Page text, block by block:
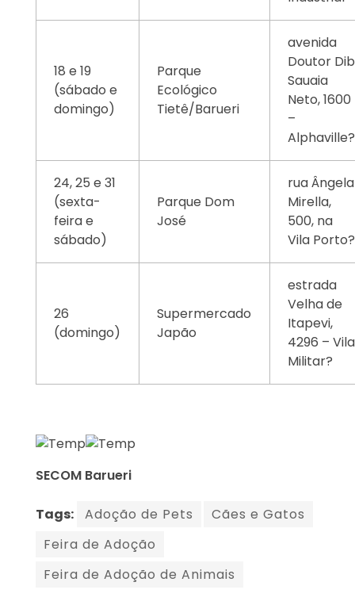
18 e 19
(sábado e
domingo)
Parque
Ecológico
Tietê/Barueri
avenida
Doutor Dib
Sauaia
Neto, 1600
–
Alphaville?
24, 25 e 31
(sexta-
feira e
sábado)
Parque Dom
José
rua Ângela
Mirella,
500, na
Vila Porto?
26
(domingo)
Supermercado
Japão
estrada
Velha de
Itapevi,
4296 – Vila
Militar?
SECOM Barueri
Tags: Adoção de Pets
Cães e Gatos
Feira de Adoção
Feira de Adoção de Animais